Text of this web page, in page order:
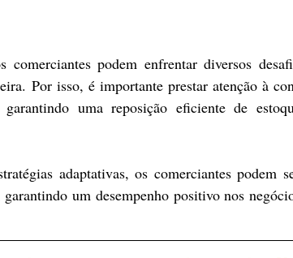
podem enfrentar diversos
Por isso, é importante prestar atenção à
uma reposição eficiente de
adaptativas, os comerciantes podem
um desempenho positivo nos